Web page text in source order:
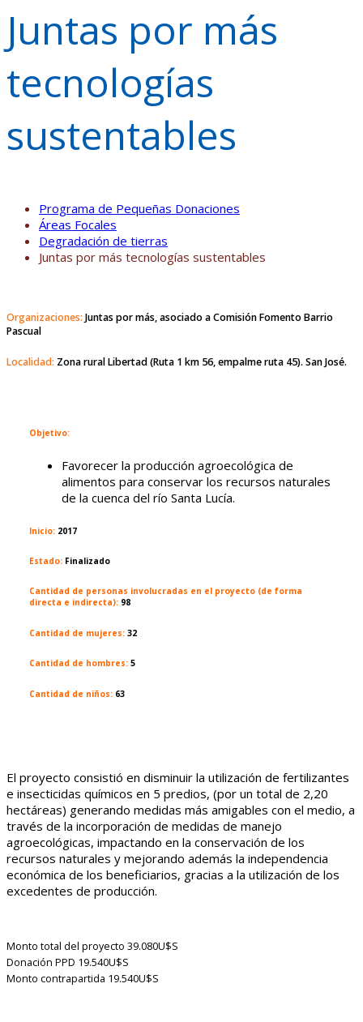
Juntas por más
tecnologías
sustentables
Programa de Pequeñas Donaciones
Áreas Focales
Degradación de tierras
Juntas por más tecnologías sustentables
Organizaciones: Juntas por más, asociado a Comisión Fomento Barrio
Pascual
Localidad: Zona rural Libertad (Ruta 1 km 56, empalme ruta 45). San José.
Objetivo:
Favorecer la producción agroecológica de
alimentos para conservar los recursos naturales
de la cuenca del río Santa Lucía.
Inicio: 2017
Estado: Finalizado
Cantidad de personas involucradas en el proyecto (de forma
directa e indirecta): 98
Cantidad de mujeres: 32
Cantidad de hombres: 5
Cantidad de niños: 63
El proyecto consistió en disminuir la utilización de fertilizantes
e insecticidas químicos en 5 predios, (por un total de 2,20
hectáreas) generando medidas más amigables con el medio, a
través de la incorporación de medidas de manejo
agroecológicas, impactando en la conservación de los
recursos naturales y mejorando además la independencia
económica de los beneficiarios, gracias a la utilización de los
excedentes de producción.
Monto total del proyecto 39.080U$S
Donación PPD 19.540U$S
Monto contrapartida 19.540U$S